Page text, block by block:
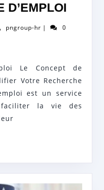
D’EMPLOI
ALLIÉ
DANS
LA
pngroup-hrpngroup-
|
0
Le Concept de
Votre Recherche
est un service
la vie des